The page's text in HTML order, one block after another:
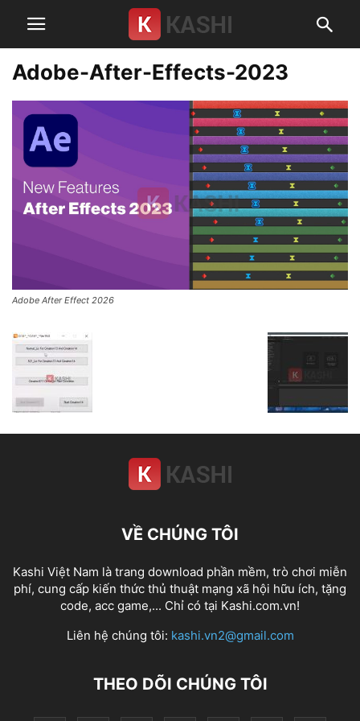
Adobe-After-Effects-2023
Adobe After Effect 2026
VỀ CHÚNG TÔI
Kashi Việt Nam là trang download phần mềm, trò chơi miễn
phí, cung cấp kiến thức thủ thuật mạng xã hội hữu ích, tặng
code, acc game,... Chỉ có tại Kashi.com.vn!
Liên hệ chúng tôi: kashi.vn2@gmail.com
THEO DÕI CHÚNG TÔI